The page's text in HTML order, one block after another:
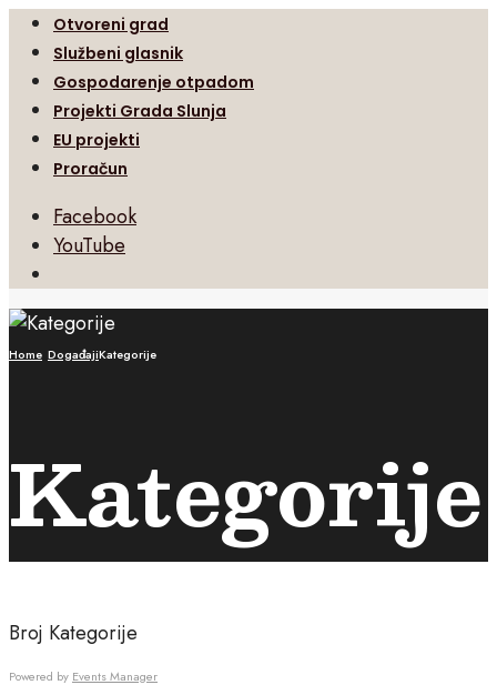
Otvoreni grad
Službeni glasnik
Gospodarenje otpadom
Projekti Grada Slunja
EU projekti
Proračun
Facebook
YouTube
Search
Window
Home DogađajiKategorije
Kategorije
Broj Kategorije
Powered by Events Manager